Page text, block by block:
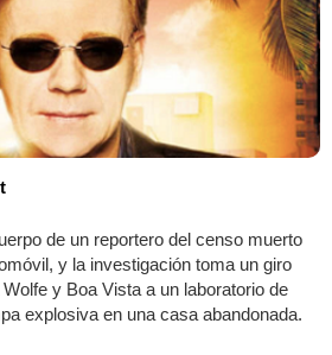
de un reportero del censo muerto
y la investigación toma un giro
y Boa Vista a un laboratorio de
explosiva en una casa abandonada.